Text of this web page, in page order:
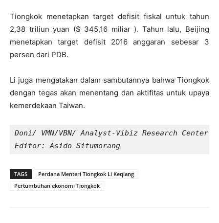
Tiongkok menetapkan target defisit fiskal untuk tahun
2,38 triliun yuan ($ 345,16 miliar ). Tahun lalu, Beijing
menetapkan target defisit 2016 anggaran sebesar 3
persen dari PDB.
Li juga mengatakan dalam sambutannya bahwa Tiongkok
dengan tegas akan menentang dan aktifitas untuk upaya
kemerdekaan Taiwan.
Doni/ VMN/VBN/ Analyst-Vibiz Research Center
Editor: Asido Situmorang
TAGS
Perdana Menteri Tiongkok Li Keqiang
Pertumbuhan ekonomi Tiongkok